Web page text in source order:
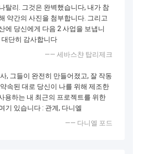
탈리. 그것은 완벽했습니다, 내가 참
약간의 사진을 첨부합니다. 그리고
에 당신에게 다음 2 사업을 보냅니
대단히 감사합니다
—— 세바스챤 탑리제크
, 그들이 완전히 만들어졌고, 잘 작동
속된 대로 당신이 나를 위해 제조한
용하는 내 최근의 프로젝트를 위한
기 있습니다 : 관계, 다니엘
—— 다니엘 포드